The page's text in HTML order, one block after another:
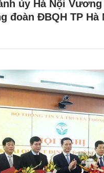
ủy Hà Nội
đoàn ĐBQH TP Hà